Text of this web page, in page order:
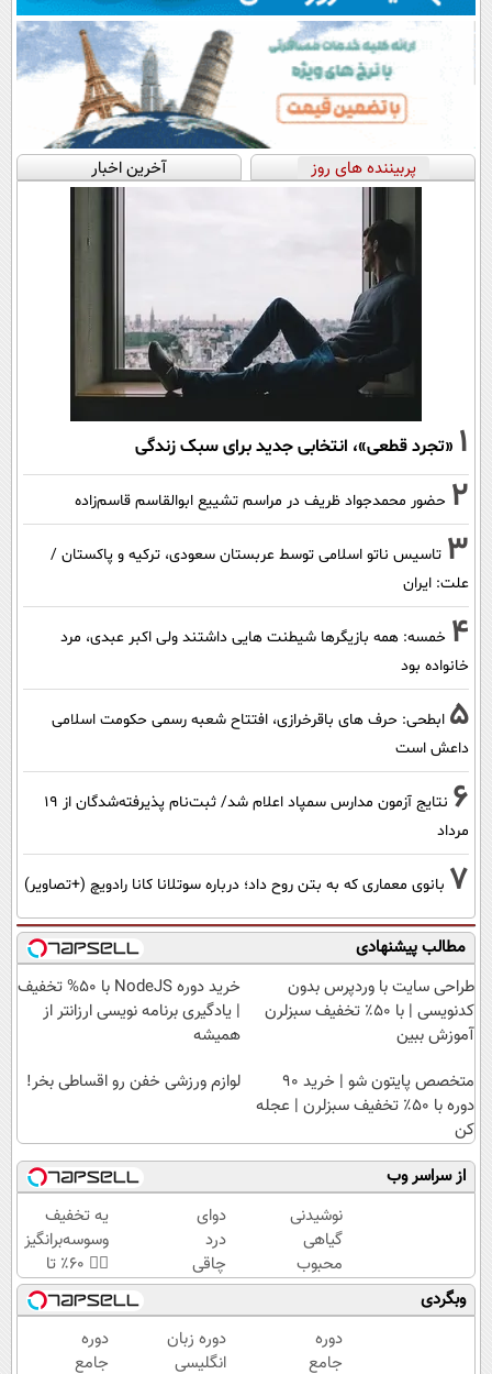
پربیننده های روز آخرین اخبار
1 «تجرد قطعی»، انتخابی جدید برای سبک زندگی
2 حضور محمدجواد ظریف در مراسم تشییع ابوالقاسم قاسم‌زاده
3 تاسیس ناتو اسلامی توسط عربستان سعودی، ترکیه و پاکستان /
علت: ایران
4 خمسه: همه بازیگرها شیطنت هایی داشتند ولی اکبر عبدی، مرد
خانواده بود
5 ابطحی: حرف های باقرخرازی، افتتاح شعبه رسمی حکومت اسلامی
داعش است
6
نتایج آزمون مدارس سمپاد اعلام شد/ ثبت‌نام پذیرفته‌شدگان از ۱۹
مرداد
7 بانوی معماری که به بتن روح داد؛ درباره سوتلانا کانا رادویچ (+تصاویر)
مطالب پیشنهادی
طراحی سایت با وردپرس بدون
کدنویسی | با ۵۰٪ تخفیف سبزلرن
آموزش ببین
خرید دوره NodeJS با ۵۰% تخفیف
| یادگیری برنامه نویسی ارزانتر از
همیشه
متخصص پایتون شو | خرید 90
دوره با ۵۰٪ تخفیف سبزلرن | عجله
کن
لوازم ورزشی خفن رو اقساطی بخر!
از سراسر وب
نوشیدنی
گیاهی
محبوب
برای
افراد
دارای
اضافه
دوای
درد
چاقی
این
نوشیدنی
گیاهیه
یه تخفیف
وسوسه‌برانگیز
👈🏻 60٪ تا
امشب! با
چربیسوز
گیاهی آسون
لاغر شو
وبگردی
دوره
جامع
دوره زبان
انگلیسی
دوره
جامع